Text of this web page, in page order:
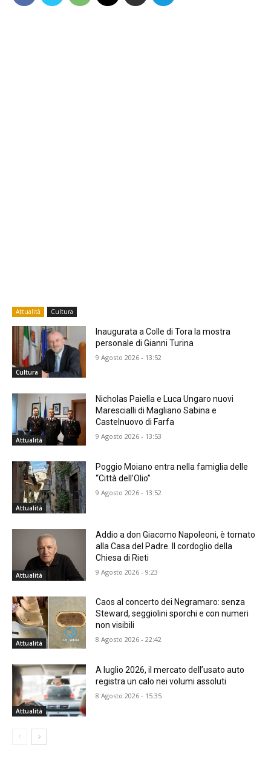
Attualità Cultura
Cultura
Inaugurata a Colle di Tora la mostra
personale di Gianni Turina
9 Agosto 2026 - 13:52
Attualità
Nicholas Paiella e Luca Ungaro nuovi
Marescialli di Magliano Sabina e
Castelnuovo di Farfa
9 Agosto 2026 - 13:53
Attualità
Poggio Moiano entra nella famiglia delle
“Città dell’Olio”
9 Agosto 2026 - 13:52
Attualità
Addio a don Giacomo Napoleoni, è tornato
alla Casa del Padre. Il cordoglio della
Chiesa di Rieti
9 Agosto 2026 - 9:23
Attualità
Caos al concerto dei Negramaro: senza
Steward, seggiolini sporchi e con numeri
non visibili
8 Agosto 2026 - 22:42
Attualità
A luglio 2026, il mercato dell’usato auto
registra un calo nei volumi assoluti
8 Agosto 2026 - 15:35